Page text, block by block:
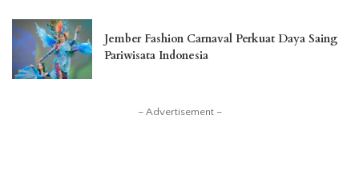
Jember Fashion Carnaval Perkuat Daya Saing
Pariwisata Indonesia
– Advertisement –